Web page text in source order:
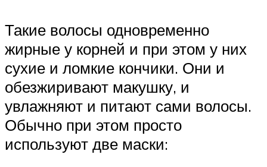
Такие волосы одновременно
жирные у корней и при этом у них
сухие и ломкие кончики. Они и
обезжиривают макушку, и
увлажняют и питают сами волосы.
Обычно при этом просто
используют две маски: